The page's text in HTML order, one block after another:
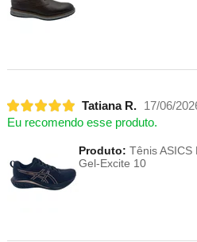
Tatiana R.
17/06/
Eu recomendo esse produto.
Produto: Tênis ASICS
Gel-Excite 10